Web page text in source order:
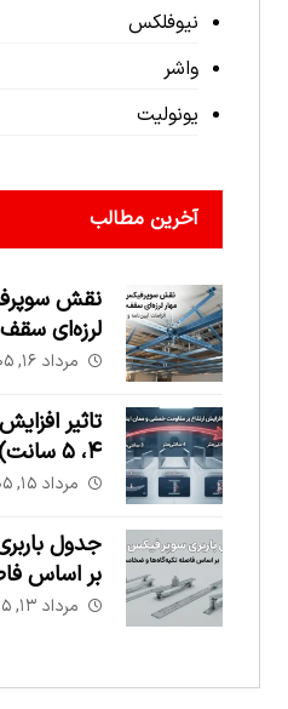
نیوفلکس
واشر
یونولیت
آخرین مطالب
نقش
لرزه‌ای
مرداد ۱۶, ۱۴۰۵
۴، ۵
و ممان
مرداد ۱۵, ۱۴۰۵
جدول
بر اساس
ضخامت
مرداد ۱۳, ۱۴۰۵